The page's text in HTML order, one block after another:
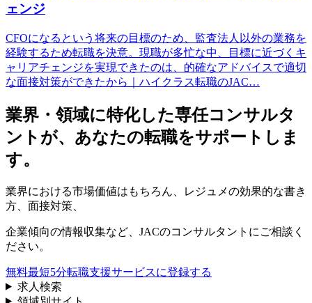
ェンジ
CFOになるという将来の目標のため、監査法人以外の業務を
経験するため転職を決意。現職が多忙な中、目標に近づくキ
ャリアチェンジを実現できたのは、的確なアドバイスで適切
な面接対策ができたから｜ハイクラス転職のJAC…
業界・領域に特化した専任コンサルタ
ントが、 あなたの転職をサポートしま
す。
業界における市場価値はもちろん、
レジュメの効果的な書き
方
面接対策
企業傾向の情報収集など、 JACのコンサルタントにご相談く
ださい。
無料最短5分転職支援サービスに登録する
求人検索